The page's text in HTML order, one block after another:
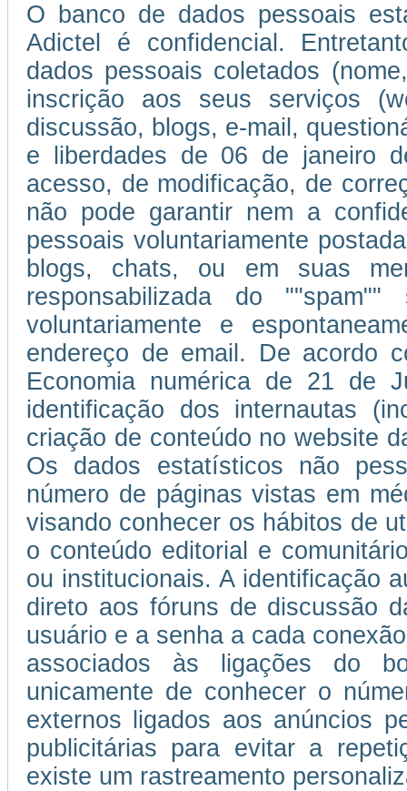
O banco de dados pessoais
Adictel é confidencial.
dados pessoais coletados
inscrição aos seus serviços
discussão, blogs, e-mail,
e liberdades de 06 de janeiro
acesso, de modificação, de
não pode garantir nem a
pessoais voluntariamente
blogs, chats, ou em suas
responsabilizada do
voluntariamente e
endereço de email. De acordo
Economia numérica de 21 de
identificação dos internautas
criação de conteúdo no website
Os dados estatísticos não
número de páginas vistas em
visando conhecer os hábitos de
o conteúdo editorial e
ou institucionais. A identificação
direto aos fóruns de discussão
usuário e a senha a cada
associados às ligações do
unicamente de conhecer o
externos ligados aos anúncios
publicitárias para evitar a
existe um rastreamento